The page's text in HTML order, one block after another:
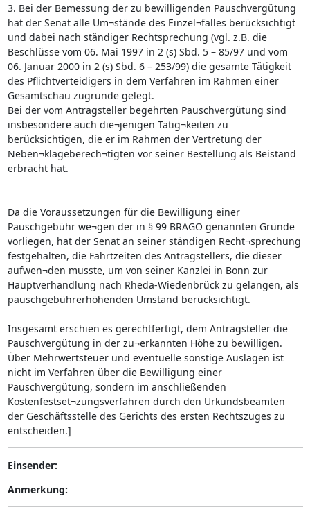
3. Bei der Bemessung der zu bewilligenden Pauschvergütung
hat der Senat alle Um¬stände des Einzel¬falles berücksichtigt
und dabei nach ständiger Rechtsprechung (vgl. z.B. die
Beschlüsse vom 06. Mai 1997 in 2 (s) Sbd. 5 – 85/97 und vom
06. Januar 2000 in 2 (s) Sbd. 6 – 253/99) die gesamte Tätigkeit
des Pflichtverteidigers in dem Verfahren im Rahmen einer
Gesamtschau zugrunde gelegt.
Bei der vom Antragsteller begehrten Pauschvergütung sind
insbesondere auch die¬jenigen Tätig¬keiten zu
berücksichtigen, die er im Rahmen der Vertretung der
Neben¬klageberech¬tigten vor seiner Bestellung als Beistand
erbracht hat.
Da die Voraussetzungen für die Bewilligung einer
Pauschgebühr we¬gen der in § 99 BRAGO genannten Gründe
vorliegen, hat der Senat an seiner ständigen Recht¬sprechung
festgehalten, die Fahrtzeiten des Antragstellers, die dieser
aufwen¬den musste, um von seiner Kanzlei in Bonn zur
Hauptverhandlung nach Rheda-Wiedenbrück zu gelangen, als
pauschgebührerhöhenden Umstand berücksichtigt.
Insgesamt erschien es gerechtfertigt, dem Antragsteller die
Pauschvergütung in der zu¬erkannten Höhe zu bewilligen.
Über Mehrwertsteuer und eventuelle sonstige Auslagen ist
nicht im Verfahren über die Bewilligung einer
Pauschvergütung, sondern im anschließenden
Kostenfestset¬zungsverfahren durch den Urkundsbeamten
der Geschäftsstelle des Gerichts des ersten Rechtszuges zu
entscheiden.]
Einsender:
Anmerkung: